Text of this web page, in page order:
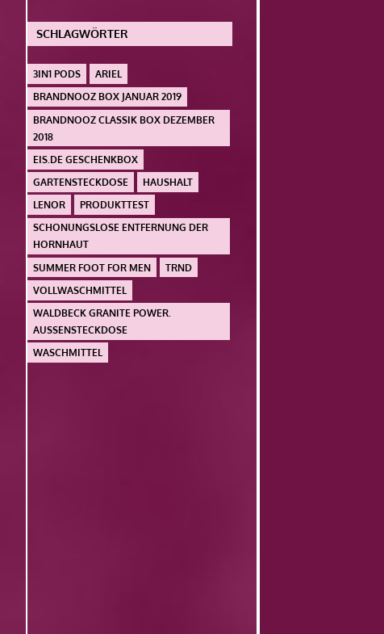
SCHLAGWÖRTER
3IN1 PODS
ARIEL
BRANDNOOZ BOX JANUAR 2019
BRANDNOOZ CLASSIK BOX DEZEMBER
2018
EIS.DE GESCHENKBOX
GARTENSTECKDOSE
HAUSHALT
LENOR
PRODUKTTEST
SCHONUNGSLOSE ENTFERNUNG DER
HORNHAUT
SUMMER FOOT FOR MEN
TRND
VOLLWASCHMITTEL
WALDBECK GRANITE POWER.
AUSSENSTECKDOSE
WASCHMITTEL